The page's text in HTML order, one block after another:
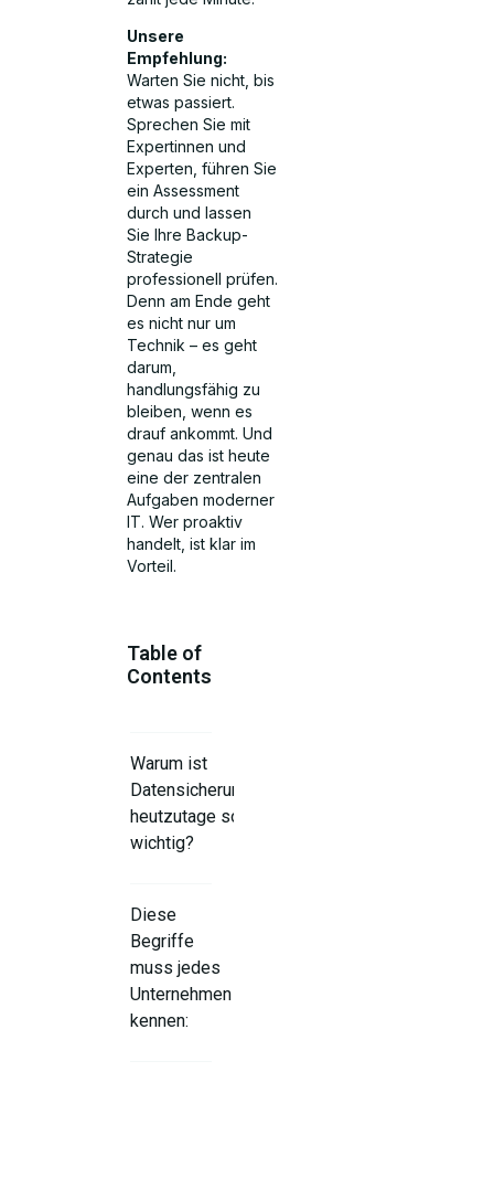
Unsere
Empfehlung:
Warten Sie nicht, bis
etwas passiert.
Sprechen Sie mit
Expertinnen und
Experten, führen Sie
ein Assessment
durch und lassen
Sie Ihre Backup-
Strategie
professionell prüfen.
Denn am Ende geht
es nicht nur um
Technik – es geht
darum,
handlungsfähig zu
bleiben, wenn es
drauf ankommt. Und
genau das ist heute
eine der zentralen
Aufgaben moderner
IT. Wer proaktiv
handelt, ist klar im
Vorteil.
Table of
Contents
Warum ist
Datensicherung
heutzutage so
wichtig?
Diese
Begriffe
muss jedes
Unternehmen
kennen: